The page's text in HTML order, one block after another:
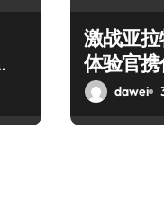
激战亚
体验官携
战盛宴
dawei